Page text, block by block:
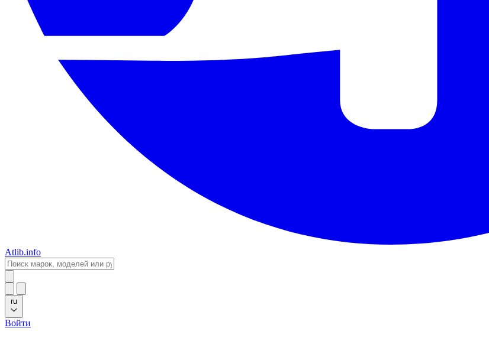
Atlib.info
ru
Войти